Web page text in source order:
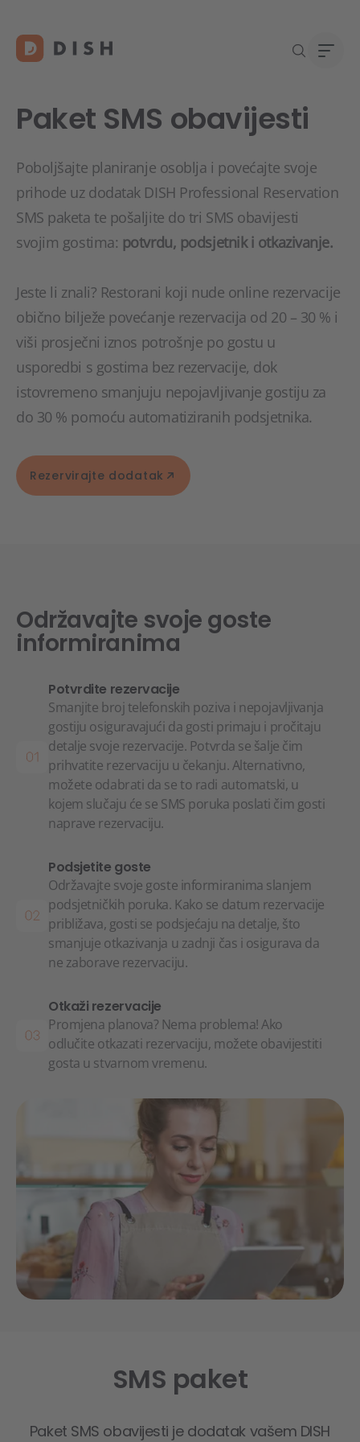
Paket SMS obavijesti
Poboljšajte planiranje osoblja i povećajte svoje
prihode uz dodatak DISH Professional Reservation
SMS paketa te pošaljite do tri SMS obavijesti
svojim gostima: potvrdu, podsjetnik i otkazivanje.
Jeste li znali? Restorani koji nude online rezervacije
obično bilježe povećanje rezervacija od 20 – 30 % i
viši prosječni iznos potrošnje po gostu u
usporedbi s gostima bez rezervacije, dok
istovremeno smanjuju nepojavljivanje gostiju za
do 30 % pomoću automatiziranih podsjetnika.
Rezervirajte dodatak
Održavajte svoje goste
informiranima
Potvrdite rezervacije
Smanjite broj telefonskih poziva i nepojavljivanja
gostiju osiguravajući da gosti primaju i pročitaju
detalje svoje rezervacije. Potvrda se šalje čim
prihvatite rezervaciju u čekanju. Alternativno,
možete odabrati da se to radi automatski, u
kojem slučaju će se SMS poruka poslati čim gosti
naprave rezervaciju.
Podsjetite goste
Održavajte svoje goste informiranima slanjem
podsjetničkih poruka. Kako se datum rezervacije
približava, gosti se podsjećaju na detalje, što
smanjuje otkazivanja u zadnji čas i osigurava da
ne zaborave rezervaciju.
Otkaži rezervacije
Promjena planova? Nema problema! Ako
odlučite otkazati rezervaciju, možete obavijestiti
gosta u stvarnom vremenu.
SMS paket
Paket SMS obavijesti je dodatak vašem DISH